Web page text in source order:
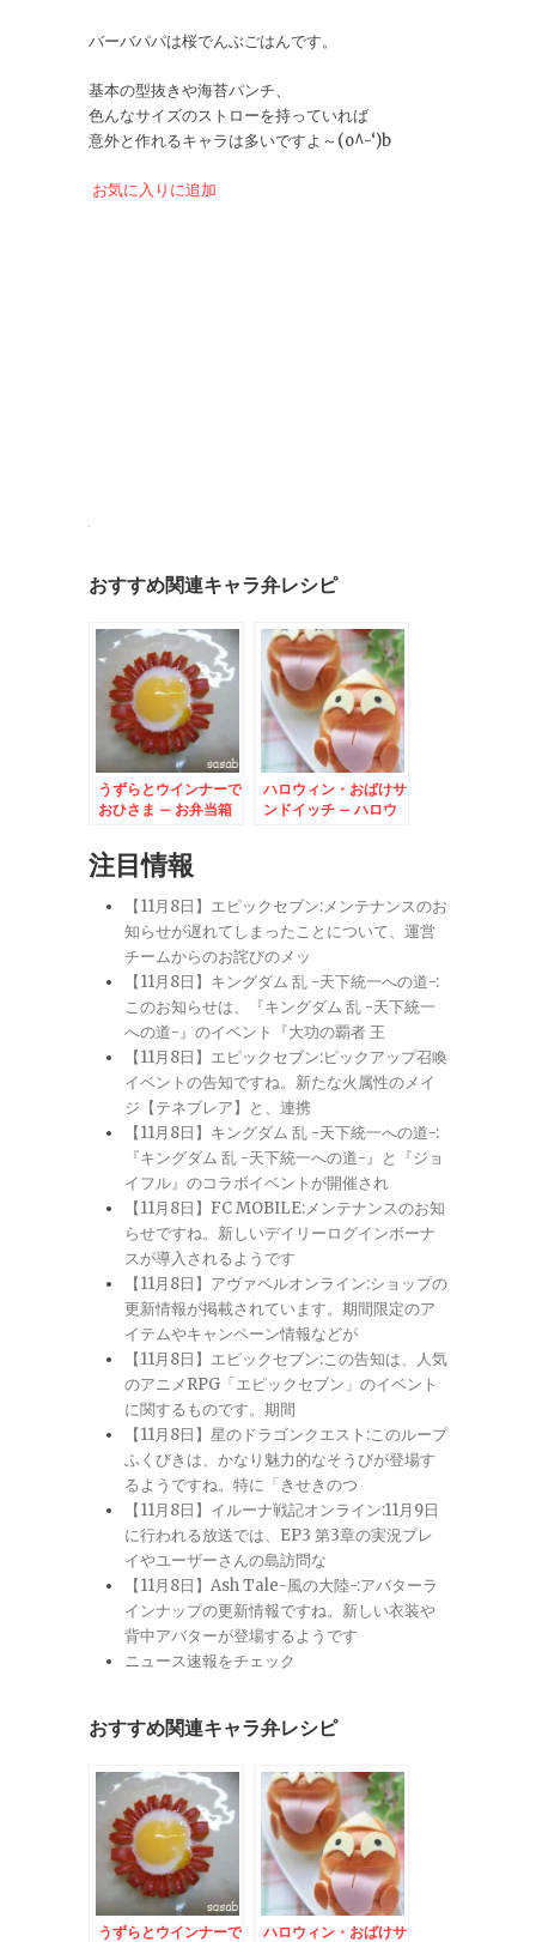
バーバパパは桜でんぶごはんです。
基本の型抜きや海苔パンチ、
色んなサイズのストローを持っていれば
意外と作れるキャラは多いですよ～(o^-‘)b
お気に入りに追加
おすすめ関連キャラ弁レシピ
うずらとウインナーで
おひさま – お弁当箱
が！！
ハロウィン・おばけサ
ンドイッチ – ハロウ
注目情報
【11月8日】エピックセブン:メンテナンスのお
知らせが遅れてしまったことについて、運営
チームからのお詫びのメッ
【11月8日】キングダム 乱 -天下統一への道-:
このお知らせは、『キングダム 乱 -天下統一
への道-』のイベント『大功の覇者 王
【11月8日】エピックセブン:ピックアップ召喚
イベントの告知ですね。新たな火属性のメイ
ジ【テネブレア】と、連携
【11月8日】キングダム 乱 -天下統一への道-:
『キングダム 乱 -天下統一への道-』と『ジョ
イフル』のコラボイベントが開催され
【11月8日】FC MOBILE:メンテナンスのお知
らせですね。新しいデイリーログインボーナ
スが導入されるようです
【11月8日】アヴァベルオンライン:ショップの
更新情報が掲載されています。期間限定のア
イテムやキャンペーン情報などが
【11月8日】エピックセブン:この告知は、人気
のアニメRPG「エピックセブン」のイベント
に関するものです。期間
【11月8日】星のドラゴンクエスト:このループ
ふくびきは、かなり魅力的なそうびが登場す
るようですね。特に「きせきのつ
【11月8日】イルーナ戦記オンライン:11月9日
に行われる放送では、EP3 第3章の実況プレ
イやユーザーさんの島訪問な
【11月8日】Ash Tale-風の大陸-:アバターラ
インナップの更新情報ですね。新しい衣装や
背中アバターが登場するようです
ニュース速報をチェック
おすすめ関連キャラ弁レシピ
うずらとウインナーで
ハロウィン・おばけサ